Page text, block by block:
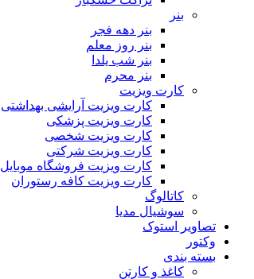
بنر
بنر دهه فجر
بنر روز معلم
بنر شب یلدا
بنر محرم
کارت ویزیت
کارت ویزیت آرایشی بهداشتی
کارت ویزیت پزشکی
کارت ویزیت شخصی
کارت ویزیت شرکتی
کارت ویزیت فروشگاه موبایل
کارت ویزیت کافه رستوران
کاتالوگ
سوشیال مدیا
تصاویر استوک
وکتور
بسته بندی
کاغذ و کارتن